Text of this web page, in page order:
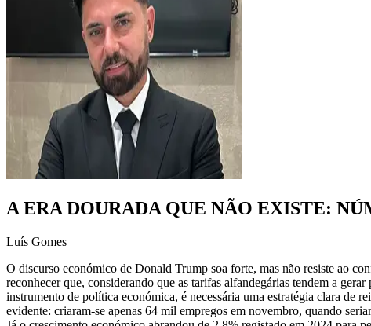
A ERA DOURADA QUE NÃO EXISTE:
Luís Gomes
O discurso económico de Donald Trump soa forte, mas não resiste ao
reconhecer que, considerando que as tarifas alfandegárias tendem a
instrumento de política económica, é necessária uma estratégia clara de
evidente: criaram-se apenas 64 mil empregos em novembro, quando